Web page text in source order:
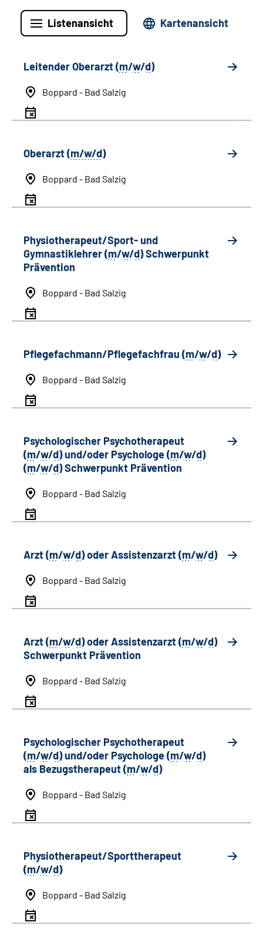
Listenansicht Kartenansicht
Leitender Oberarzt (m/w/d)
Boppard - Bad Salzig
Oberarzt (m/w/d)
Boppard - Bad Salzig
Physiotherapeut/Sport- und
Gymnastiklehrer (m/w/d) Schwerpunkt
Prävention
Boppard - Bad Salzig
Pflegefachmann/Pflegefachfrau (m/w/d)
Boppard - Bad Salzig
Psychologischer Psychotherapeut
(m/w/d) und/oder Psychologe (m/w/d)
(m/w/d) Schwerpunkt Prävention
Boppard - Bad Salzig
Arzt (m/w/d) oder Assistenzarzt (m/w/d)
Boppard - Bad Salzig
Arzt (m/w/d) oder Assistenzarzt (m/w/d)
Schwerpunkt Prävention
Boppard - Bad Salzig
Psychologischer Psychotherapeut
(m/w/d) und/oder Psychologe (m/w/d)
als Bezugstherapeut (m/w/d)
Boppard - Bad Salzig
Physiotherapeut/Sporttherapeut
(m/w/d)
Boppard - Bad Salzig